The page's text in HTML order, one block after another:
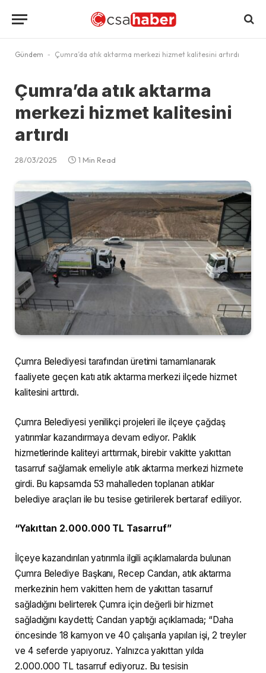
Gündem - Çumra’da atık aktarma merkezi hizmet kalitesini artırdı
Çumra’da atık aktarma
merkezi hizmet kalitesini
artırdı
28/03/2025 1 Min Read
Çumra Belediyesi tarafından üretimi tamamlanarak
faaliyete geçen katı atık aktarma merkezi ilçede hizmet
kalitesini arttırdı.
Çumra Belediyesi yenilikçi projeleri ile ilçeye çağdaş
yatırımlar kazandırmaya devam ediyor. Paklık
hizmetlerinde kaliteyi arttırmak, birebir vakitte yakıttan
tasarruf sağlamak emeliyle atık aktarma merkezi hizmete
girdi. Bu kapsamda 53 mahalleden toplanan atıklar
belediye araçları ile bu tesise getirilerek bertaraf ediliyor.
“Yakıttan 2.000.000 TL Tasarruf”
İlçeye kazandırılan yatırımla ilgili açıklamalarda bulunan
Çumra Belediye Başkanı, Recep Candan, atık aktarma
merkezinin hem vakitten hem de yakıttan tasarruf
sağladığını belirterek Çumra için değerli bir hizmet
sağladığını kaydetti; Candan yaptığı açıklamada; “Daha
öncesinde 18 kamyon ve 40 çalışanla yapılan işi, 2 treyler
ve 4 seferde yapıyoruz. Yalnızca yakıttan yılda
2.000.000 TL tasarruf ediyoruz. Bu tesisin